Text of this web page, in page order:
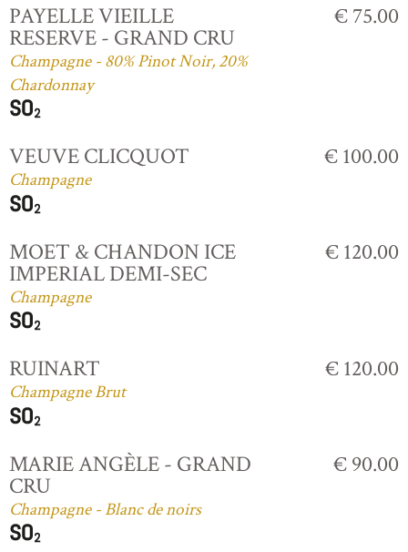
PAYELLE VIEILLE
RESERVE - GRAND CRU
Champagne - 80% Pinot Noir, 20%
Chardonnay
€ 75.00
VEUVE CLICQUOT
Champagne
€ 100.00
MOET & CHANDON ICE
IMPERIAL DEMI-SEC
Champagne
€ 120.00
RUINART
Champagne Brut
€ 120.00
MARIE ANGÈLE - GRAND
CRU
Champagne - Blanc de noirs
€ 90.00